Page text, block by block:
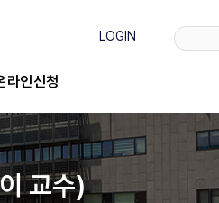
LOGIN
라인신청
교수)